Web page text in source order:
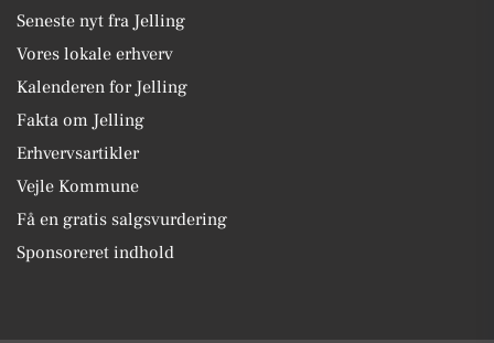
Seneste nyt fra Jelling
Vores lokale erhverv
Kalenderen for Jelling
Fakta om Jelling
Erhvervsartikler
Vejle Kommune
Få en gratis salgsvurdering
Sponsoreret indhold